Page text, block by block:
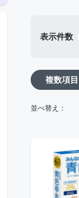
表示件数
複数項
並べ替え：